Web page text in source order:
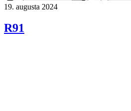
19. augusta 2024
R91